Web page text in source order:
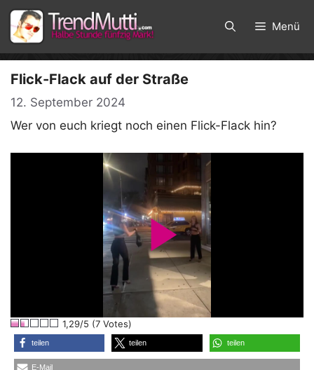
Zum
Inhalt
springen
Menü
Flick-Flack auf der Straße
12. September 2024
Wer von euch kriegt noch einen Flick-Flack hin?
P
l
1,29/5 (7 Votes)
teilen teilen teilen
E-Mail